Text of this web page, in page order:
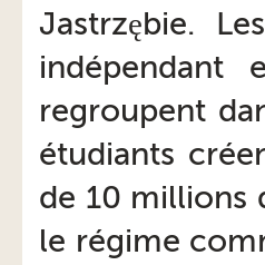
Jastrzębie.
indépendant
regroupent
étudiants
de 10 millions
le régime